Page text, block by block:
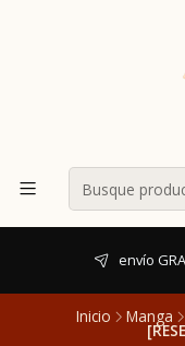
envío
Inicio Manga